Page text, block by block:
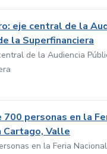
eje central de la
la Superfinanciera
de la Audiencia
personas en la
Cartago, Valle
en la Feria